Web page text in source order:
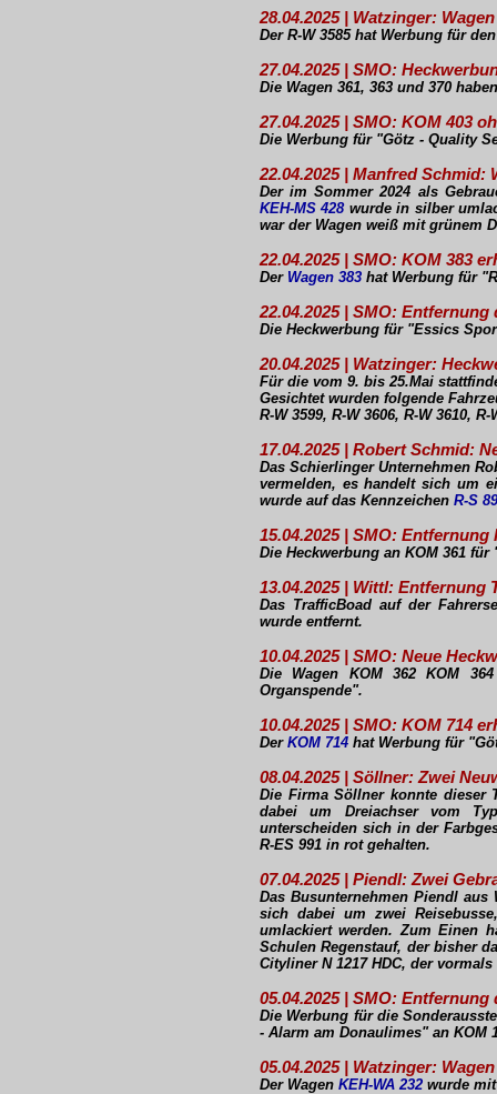
28.04.2025 | Watzinger:
Der R-W 3585 hat Werbung für
27.04.2025 | SMO:
Die Wagen 361, 363 und 370
27.04.2025 | SMO: KOM 403
Die Werbung für "Götz - Quality
22.04.2025 | Manfred Schmid:
Der im Sommer 2024 als
KEH-MS 428wurde in silber
war der Wagen weiß mit grünem
22.04.2025 | SMO: KOM 383
Der Wagen 383 hat Werbung für
22.04.2025 | SMO:
Die Heckwerbung für "Essics
20.04.2025 | Watzinger:
Für die vom 9. bis 25.Mai
Gesichtet wurden folgende
R-W 3599, R-W 3606, R-W 3610, R-
17.04.2025 | Robert Schmid:
Das Schierlinger Unternehmen
vermelden, es handelt sich um
wurde auf das Kennzeichen R-S
15.04.2025 | SMO:
Die Heckwerbung an KOM 361
13.04.2025 | Wittl:
Das TrafficBoad auf der
wurde entfernt.
10.04.2025 | SMO: Neue
Die Wagen KOM 362 KOM
Organspende".
10.04.2025 | SMO: KOM 714
Der KOM 714 hat Werbung für
08.04.2025 | Söllner: Zwei
Die Firma Söllner konnte dieser
dabei um Dreiachser vom
unterscheiden sich in der
R-ES 991 in rot gehalten.
07.04.2025 | Piendl: Zwei
Das Busunternehmen Piendl aus
sich dabei um zwei
umlackiert werden. Zum Einen
Schulen Regenstauf, der bisher
Cityliner N 1217 HDC, der
05.04.2025 | SMO:
Die Werbung für die
- Alarm am Donaulimes" an KOM
05.04.2025 | Watzinger:
Der Wagen KEH-WA 232 wurde